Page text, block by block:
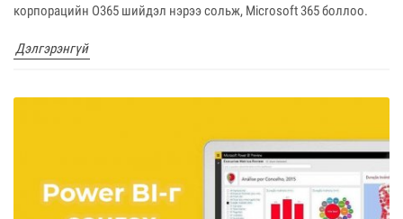
корпорацийн О365 шийдэл нэрээ сольж, Microsoft 365 боллоо.
Дэлгэрэнгүй